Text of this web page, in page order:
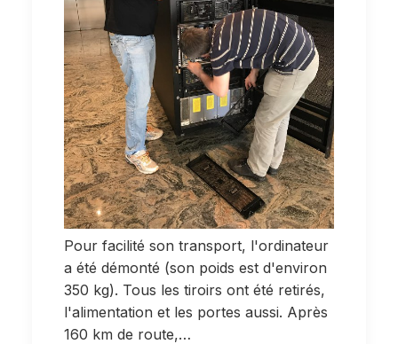
Pour facilité son transport, l'ordinateur
a été démonté (son poids est d'environ
350 kg). Tous les tiroirs ont été retirés,
l'alimentation et les portes aussi. Après
160 km de route,…